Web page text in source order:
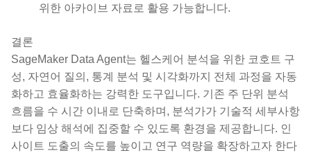
위한 아카이브 자료로 활용 가능합니다.
결론
SageMaker Data Agent는 헬스케어 분석을 위한 코호트 구
성, 자연어 질의, 통계 분석 및 시각화까지 전체 과정을 자동
화하고 효율화하는 강력한 도구입니다. 기존 주 단위 분석
흐름을 수 시간 이내로 단축하며, 분석가가 기술적 세부사항
보다 임상 해석에 집중할 수 있도록 환경을 제공합니다. 인
사이트 도출의 속도를 높이고 연구 역량을 확장하고자 한다